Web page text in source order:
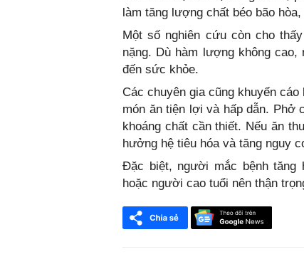
làm tăng lượng chất béo bão
Một số nghiên cứu còn cho
nặng. Dù hàm lượng không
đến sức khỏe.
Các chuyên gia cũng khuyến
món ăn tiện lợi và hấp dẫn. Phở
khoáng chất cần thiết. Nếu ăn
hưởng hệ tiêu hóa và tăng nguy
Đặc biệt, người mắc bệnh tăng
hoặc người cao tuổi nên thận